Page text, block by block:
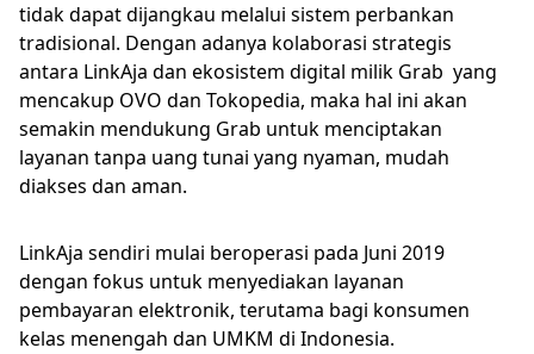
tidak dapat dijangkau melalui sistem perbankan
tradisional. Dengan adanya kolaborasi strategis
antara LinkAja dan ekosistem digital milik Grab yang
mencakup OVO dan Tokopedia, maka hal ini akan
semakin mendukung Grab untuk menciptakan
layanan tanpa uang tunai yang nyaman, mudah
diakses dan aman.
LinkAja sendiri mulai beroperasi pada Juni 2019
dengan fokus untuk menyediakan layanan
pembayaran elektronik, terutama bagi konsumen
kelas menengah dan UMKM di Indonesia.